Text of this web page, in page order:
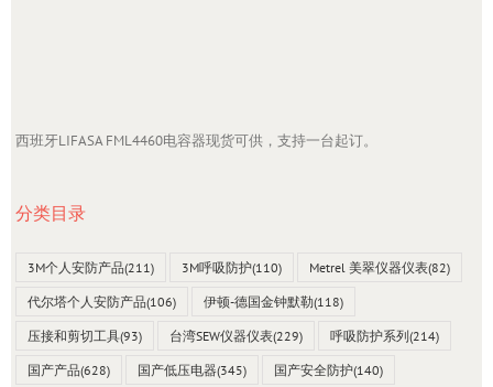
西班牙LIFASA FML4460电容器现货可供，支持一台起订。
分类目录
3M个人安防产品(211) 3M呼吸防护(110) Metrel 美翠仪器仪表(82)
代尔塔个人安防产品(106) 伊顿-德国金钟默勒(118)
压接和剪切工具(93) 台湾SEW仪器仪表(229) 呼吸防护系列(214)
国产产品(628) 国产低压电器(345) 国产安全防护(140)